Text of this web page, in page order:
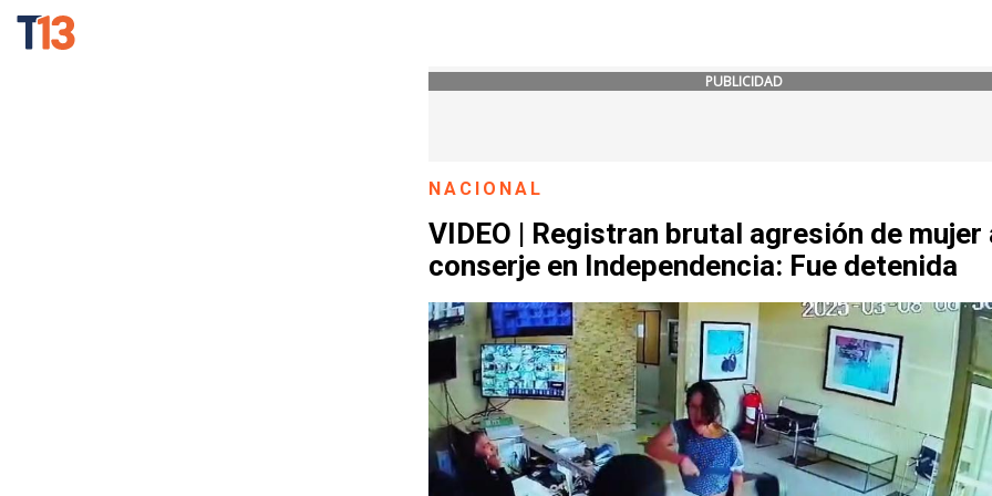
PUBLICIDAD
NACIONAL
VIDEO | Registran brutal agresión de mujer
conserje en Independencia: Fue detenida